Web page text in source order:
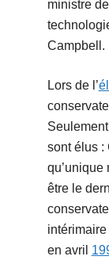
ministre
Campbell.
Lors de l’
sont élus :
qu’unique
être le
en avril